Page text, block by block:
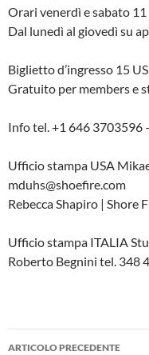
Orari venerdì e sabato
Dal lunedì al giovedì su
Biglietto d’ingresso 15
Gratuito per members e
Info tel. +1 646
Ufficio stampa USA
mduhs@shoefire.com
Rebecca Shapiro | Shore
Ufficio stampa ITALIA
Roberto Begnini tel. 348
Navigazione
ARTICOLO PRECEDENTE